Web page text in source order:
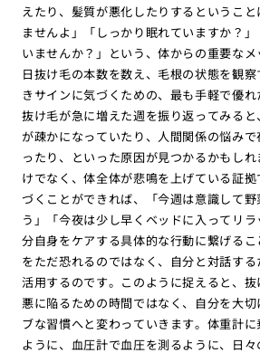
えたり、髪質が悪化したりするというこ
ませんよ」「しっかり眠れていますか？
いませんか？」という、体からの重要な
日抜け毛の本数を数え、毛根の状態を観
きサインに気づくための、最も手軽で優れ
抜け毛が急に増えた週を振り返ってみる
が疎かになっていたり、人間関係の悩み
ったり、といった原因が見つかるかもし
けでなく、体全体が悲鳴を上げている証
づくことができれば、「今週は意識して
う」「今夜は少し早くベッドに入ってリ
分自身をケアする具体的な行動に繋げる
をただ恐れるのではなく、自分と対話す
活用するのです。このように捉えると、
悪に陥るための時間ではなく、自分を大
ブな習慣へと変わっていきます。体重計
ように、血圧計で血圧を測るように、日